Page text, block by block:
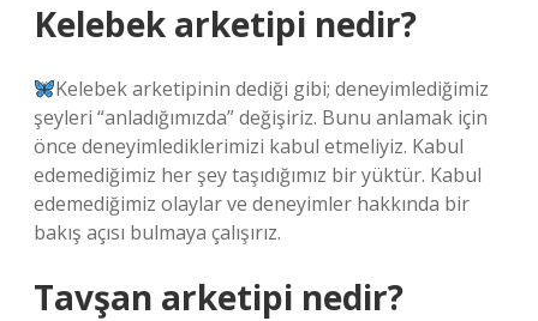
Kelebek arketipi nedir?
Kelebek arketipinin dediği gibi; deneyimlediğimiz
şeyleri “anladığımızda” değişiriz. Bunu anlamak için
önce deneyimlediklerimizi kabul etmeliyiz. Kabul
edemediğimiz her şey taşıdığımız bir yüktür. Kabul
edemediğimiz olaylar ve deneyimler hakkında bir
bakış açısı bulmaya çalışırız.
Tavşan arketipi nedir?